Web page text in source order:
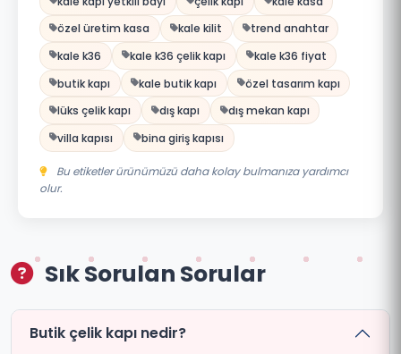
özel üretim kasa
kale kilit
trend anahtar
kale k36
kale k36 çelik kapı
kale k36 fiyat
butik kapı
kale butik kapı
özel tasarım kapı
lüks çelik kapı
dış kapı
dış mekan kapı
villa kapısı
bina giriş kapısı
Bu etiketler ürünümüzü daha kolay bulmanıza yardımcı
olur.
Sık Sorulan Sorular
Butik çelik kapı nedir?